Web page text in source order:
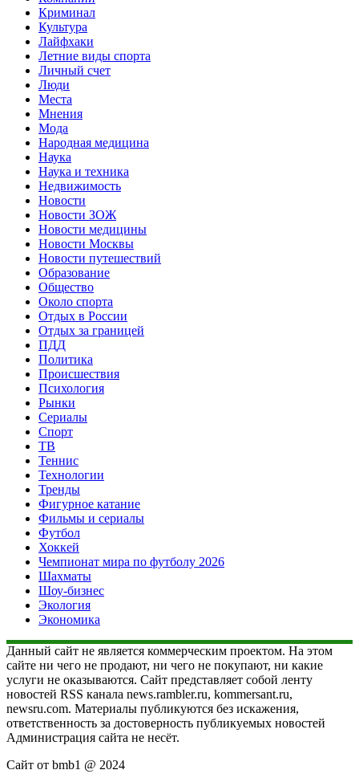
Криминал
Культура
Лайфхаки
Летние виды спорта
Личный счет
Люди
Места
Мнения
Мода
Народная медицина
Наука
Наука и техника
Недвижимость
Новости
Новости ЗОЖ
Новости медицины
Новости Москвы
Новости путешествий
Образование
Общество
Около спорта
Отдых в России
Отдых за границей
ПДД
Политика
Происшествия
Психология
Рынки
Сериалы
Спорт
ТВ
Теннис
Технологии
Тренды
Фигурное катание
Фильмы и сериалы
Футбол
Хоккей
Чемпионат мира по футболу 2026
Шахматы
Шоу-бизнес
Экология
Экономика
Данный сайт не является коммерческим проектом. На этом
сайте ни чего не продают, ни чего не покупают, ни какие
услуги не оказываются. Сайт представляет собой ленту
новостей RSS канала news.rambler.ru, kommersant.ru,
newsru.com. Материалы публикуются без искажения,
ответственность за достоверность публикуемых новостей
Администрация сайта не несёт.
Сайт от bmb1 @ 2024